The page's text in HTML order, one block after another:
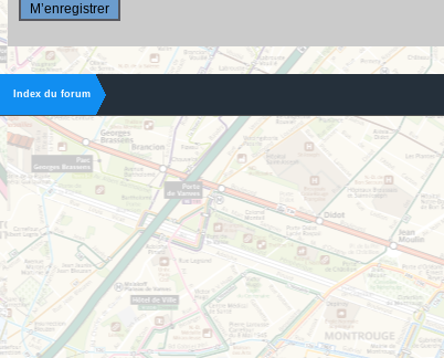
M’enregistrer
Index du forum